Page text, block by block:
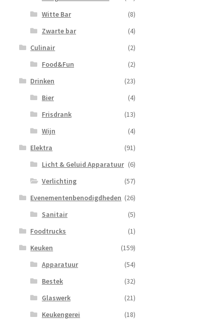
Witte Bar
(8)
Zwarte bar
(4)
Culinair
(2)
Food&Fun
(2)
Drinken
(23)
Bier
(4)
Frisdrank
(13)
Wijn
(4)
Elektra
(91)
Licht & Geluid Apparatuur (6)
Verlichting
(57)
Evenementenbenodigdheden (26)
Sanitair
(5)
Foodtrucks
(1)
Keuken
(159)
Apparatuur
(54)
Bestek
(32)
Glaswerk
(21)
Keukengerei
(18)